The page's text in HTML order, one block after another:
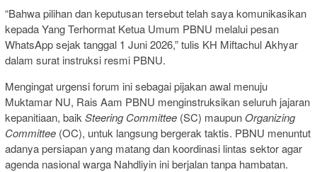
“Bahwa pilihan dan keputusan tersebut telah saya komunikasikan
kepada Yang Terhormat Ketua Umum PBNU melalui pesan
WhatsApp sejak tanggal 1 Juni 2026,” tulis KH Miftachul Akhyar
dalam surat instruksi resmi PBNU.
Mengingat urgensi forum ini sebagai pijakan awal menuju
Muktamar NU, Rais Aam PBNU menginstruksikan seluruh jajaran
kepanitiaan, baik Steering Committee (SC) maupun Organizing
Committee (OC), untuk langsung bergerak taktis. PBNU menuntut
adanya persiapan yang matang dan koordinasi lintas sektor agar
agenda nasional warga Nahdliyin ini berjalan tanpa hambatan.